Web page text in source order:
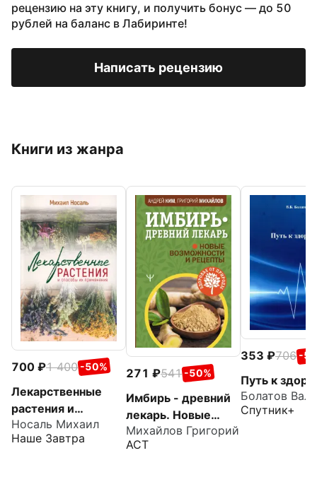
рецензию на эту книгу, и получить бонус — до 50
рублей на баланс в Лабиринте!
Написать рецензию
Книги из жанра
700 1 400 -50%
Лекарственные
растения и
способы их
применения в
Носаль Михаил
Наше Завтра
271 541 -50%
Имбирь - древний
лекарь. Новые
возможности и
рецепты
Михайлов Григорий
АСТ
353 706 -
Путь к
Спутник+